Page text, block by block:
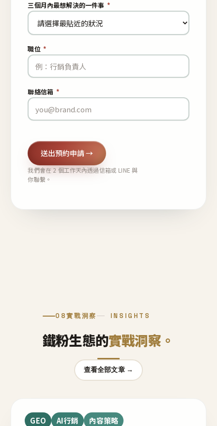
三個月內最想解決的一件事 *
職位 *
聯絡信箱 *
送出預約申請 →
我們會在 2 個工作天內透過信箱或 LINE 與
你聯繫。
08實戰洞察 INSIGHTS
鐵粉生態的實戰洞察。
查看全部文章 →
GEO AI行銷 內容策略